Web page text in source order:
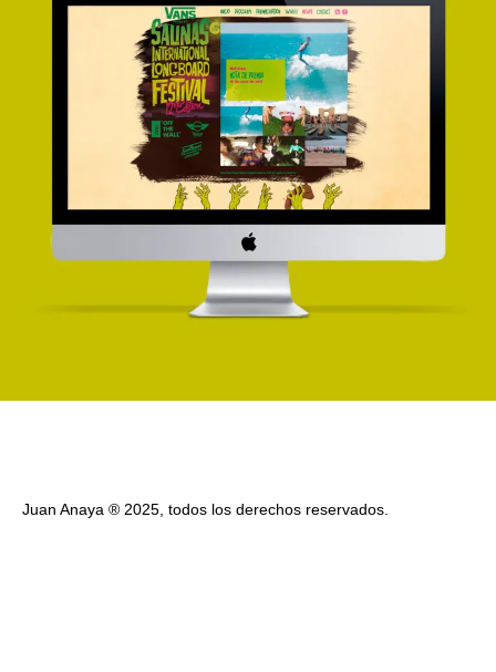
Juan Anaya ® 2025, todos los derechos reservados.